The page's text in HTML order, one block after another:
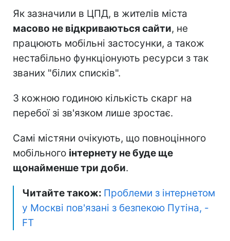
Як зазначили в ЦПД, в жителів міста
масово не відкриваються сайти, не
працюють мобільні застосунки, а також
нестабільно функціонують ресурси з так
званих "білих списків".
З кожною годиною кількість скарг на
перебої зі зв'язком лише зростає.
Самі містяни очікують, що повноцінного
мобільного інтернету не буде ще
щонайменше три доби.
Читайте також: Проблеми з інтернетом
у Москві пов'язані з безпекою Путіна, -
FT